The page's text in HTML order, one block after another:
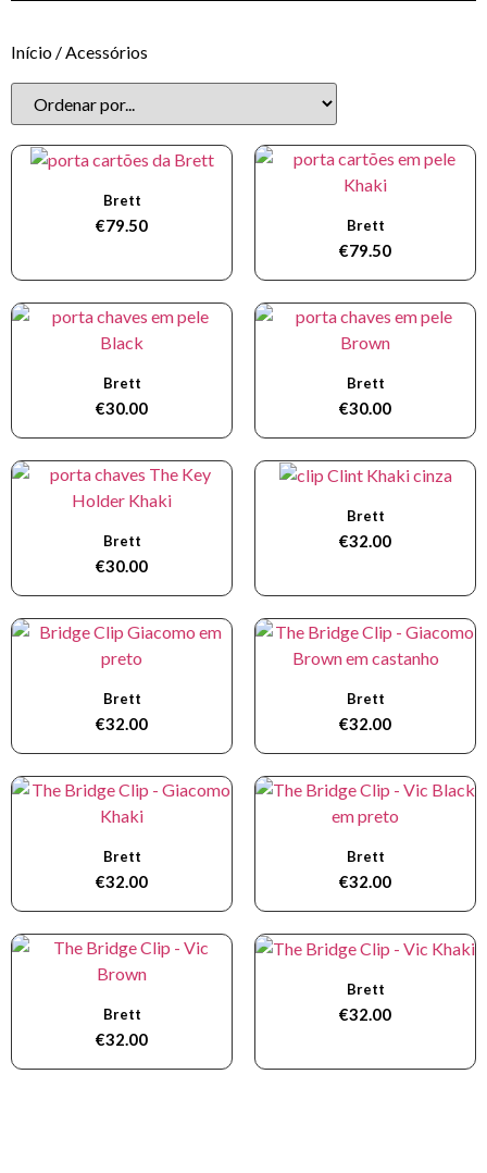
Início / Acessórios
Brett
€79.50 Brett
€79.50
Brett
€30.00
Brett
€30.00
Brett
€30.00
Brett
€32.00
Brett
€32.00
Brett
€32.00
Brett
€32.00
Brett
€32.00
Brett
€32.00
Brett
€32.00